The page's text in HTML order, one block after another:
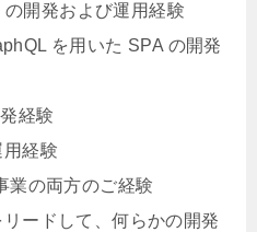
の開発および運用経験
を用いた SPA の開発
経験
用経験
業の両方のご経験
ードして、何らかの開発